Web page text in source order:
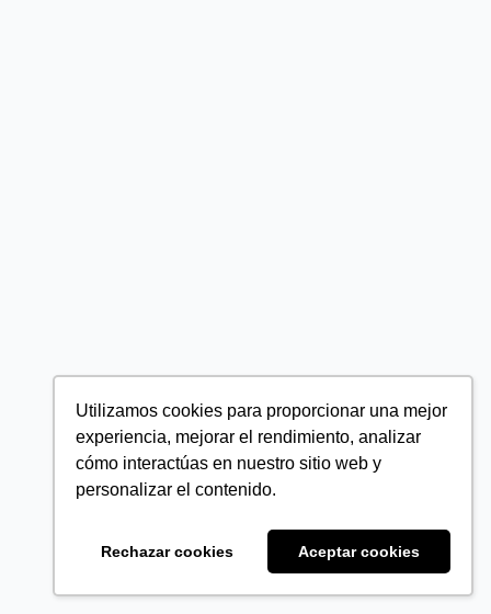
Utilizamos cookies para proporcionar una mejor
experiencia, mejorar el rendimiento, analizar
cómo interactúas en nuestro sitio web y
personalizar el contenido.
Rechazar cookies Aceptar cookies